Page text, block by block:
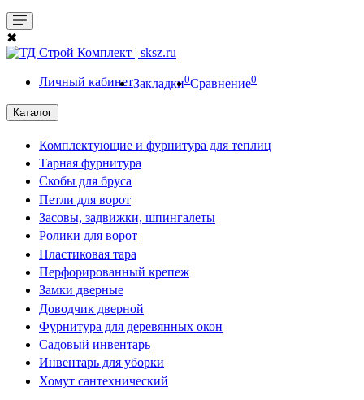
✖
Личный кабинетЗакладки0Сравнение0
Каталог
Комплектующие и фурнитура для теплиц
Тарная фурнитура
Скобы для бруса
Петли для ворот
Засовы, задвижки, шпингалеты
Ролики для ворот
Пластиковая тара
Перфорированный крепеж
Замки дверные
Доводчик дверной
Фурнитура для деревянных окон
Садовый инвентарь
Инвентарь для уборки
Хомут сантехнический